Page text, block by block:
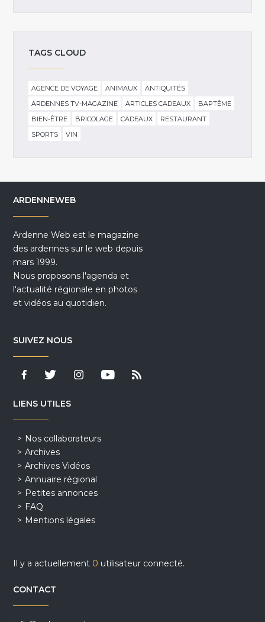
TAGS CLOUD
AGENCE DE VOYAGE ANIMAUX
ANTIQUITÉS
ARDENNES TV-MAGAZINE
ARTICLES CADEAUX
BAPTÊME
BIEN-ÊTRE
BRICOLAGE CADEAUX
RESTAURANT
SPORTS
VIN
ARDENNEWEB
Ardenne Web est le magazine
des ardennes sur le web depuis
mars 1999.
Nous proposons l'agenda et
l'actualité régionale en photos
et vidéos au quotidien.
SUIVEZ NOUS
LIENS UTILES
Nos collaborateurs
Archives
Archives Vidéos
Annuaire régional
Petites annonces
FAQ
Mentions légales
Il y a actuellement 0 utilisateur connecté.
CONTACT